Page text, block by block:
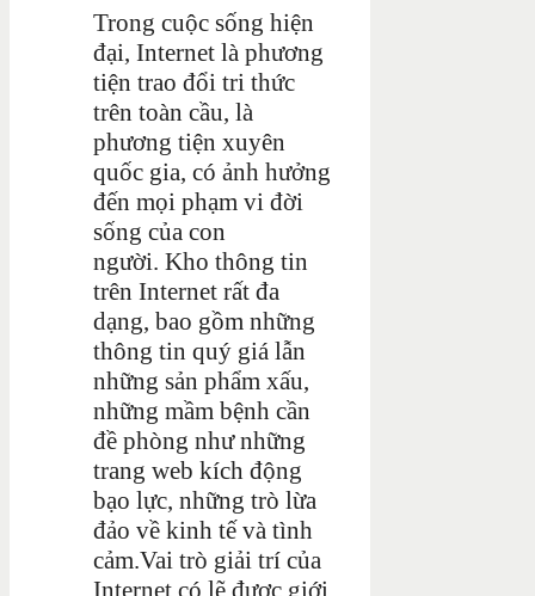
Trong cuộc sống hiện
đại, Internet là phương
tiện trao đổi tri thức
trên toàn cầu, là
phương tiện xuyên
quốc gia, có ảnh hưởng
đến mọi phạm vi đời
sống của con
người. Kho thông tin
trên Internet rất đa
dạng, bao gồm những
thông tin quý giá lẫn
những sản phẩm xấu,
những mầm bệnh cần
đề phòng như những
trang web kích động
bạo lực, những trò lừa
đảo về kinh tế và tình
cảm.Vai trò giải trí của
Internet có lẽ được giới